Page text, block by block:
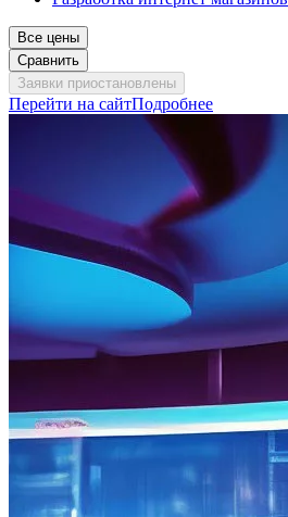
Все цены
Сравнить
Заявки приостановлены
Перейти на сайтПодробнее